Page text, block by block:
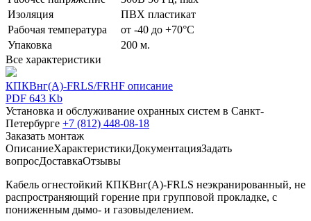
Изоляция
ПВХ пластикат
Рабочая температура
от -40 до +70°С
Упаковка
200 м.
Все характеристики
КПКВнг(А)-FRLS/FRHF описание
PDF 643 Kb
Установка и обслуживание охранных систем в Санкт-
Петербурге +7 (812) 448-08-18
Заказать монтаж
ОписаниеХарактеристикиДокументацияЗадать
вопросДоставкаОтзывы
Кабель огнестойкий КПКВнг(А)-FRLS неэкранированный, не
распространяющий горение при групповой прокладке, с
пониженным дымо- и газовыделением.